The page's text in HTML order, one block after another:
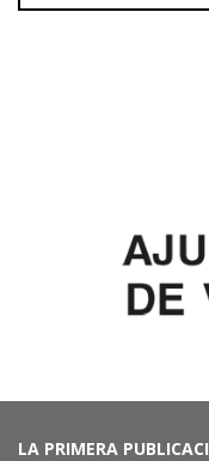
LA PRIMERA